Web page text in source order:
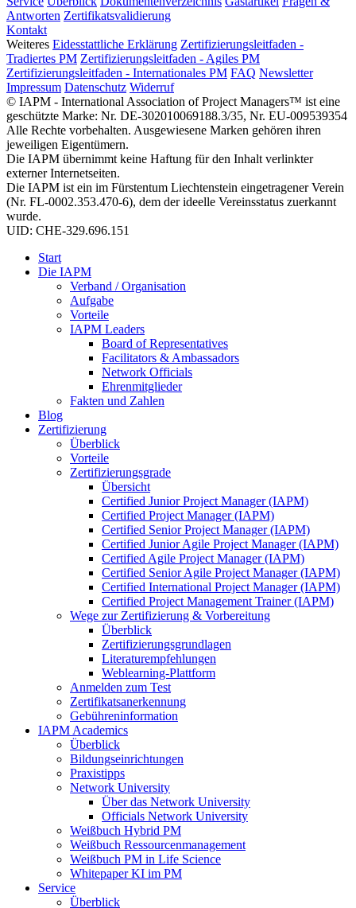
Antworten Zertifikatsvalidierung
Kontakt
Weiteres Eidesstattliche Erklärung Zertifizierungsleitfaden -
Tradiertes PM Zertifizierungsleitfaden - Agiles PM
Zertifizierungsleitfaden - Internationales PM FAQ Newsletter
Impressum Datenschutz Widerruf
© IAPM - International Association of Project Managers™ ist eine
geschützte Marke: Nr. DE-302010069188.3/35, Nr. EU-009539354
Alle Rechte vorbehalten. Ausgewiesene Marken gehören ihren
jeweiligen Eigentümern.
Die IAPM übernimmt keine Haftung für den Inhalt verlinkter
externer Internetseiten.
Die IAPM ist ein im Fürstentum Liechtenstein eingetragener Verein
(Nr. FL-0002.353.470-6), dem der ideelle Vereinsstatus zuerkannt
wurde.
UID: CHE-329.696.151
Start
Die IAPM
Verband / Organisation
Aufgabe
Vorteile
IAPM Leaders
Board of Representatives
Facilitators & Ambassadors
Network Officials
Ehrenmitglieder
Fakten und Zahlen
Blog
Zertifizierung
Überblick
Vorteile
Zertifizierungsgrade
Übersicht
Certified Junior Project Manager (IAPM)
Certified Project Manager (IAPM)
Certified Senior Project Manager (IAPM)
Certified Junior Agile Project Manager (IAPM)
Certified Agile Project Manager (IAPM)
Certified Senior Agile Project Manager (IAPM)
Certified International Project Manager (IAPM)
Certified Project Management Trainer (IAPM)
Wege zur Zertifizierung & Vorbereitung
Überblick
Zertifizierungsgrundlagen
Literaturempfehlungen
Weblearning-Plattform
Anmelden zum Test
Zertifikatsanerkennung
Gebühreninformation
IAPM Academics
Überblick
Bildungseinrichtungen
Praxistipps
Network University
Über das Network University
Officials Network University
Weißbuch Hybrid PM
Weißbuch Ressourcenmanagement
Weißbuch PM in Life Science
Whitepaper KI im PM
Service
Überblick